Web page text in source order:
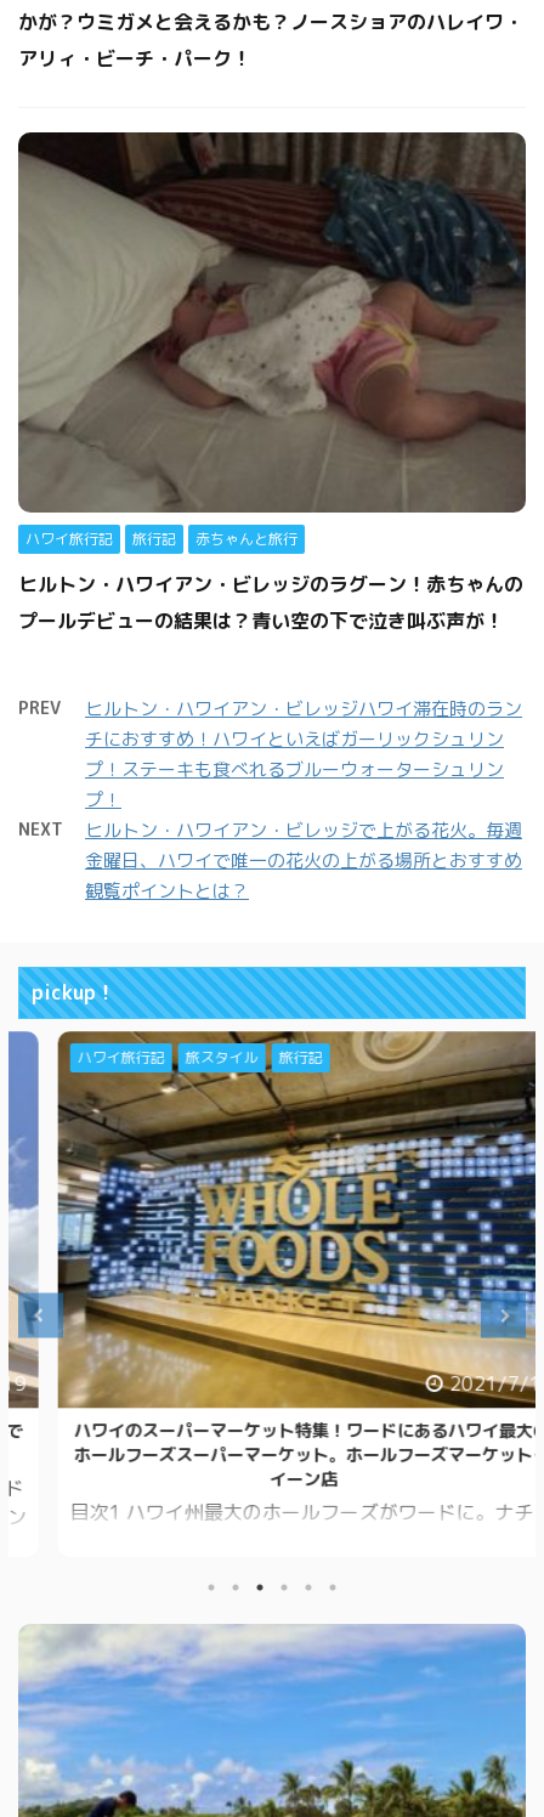
かが？ウミガメと会えるかも？ノースショアのハレイワ・
アリィ・ビーチ・パーク！
ハワイ旅行記 旅行記 赤ちゃんと旅行
ヒルトン・ハワイアン・ビレッジのラグーン！赤ちゃんの
プールデビューの結果は？青い空の下で泣き叫ぶ声が！
PREV
ヒルトン・ハワイアン・ビレッジハワイ滞在時のラン
チにおすすめ！ハワイといえばガーリックシュリン
プ！ステーキも食べれるブルーウォーターシュリン
プ！
NEXT
ヒルトン・ハワイアン・ビレッジで上がる花火。毎週
金曜日、ハワイで唯一の花火の上がる場所とおすすめ
観覧ポイントとは？
pickup！
ハワイ旅行記 旅スタイル 旅行記
2021/7/11
ハワイのスーパーマーケット特集！ワードにあるハワイ最大の
ホールフーズスーパーマーケット。ホールフーズマーケットク
イーン店
目次1 ハワイ州最大のホールフーズがワードに。ナチュ
ーン店はハワイお土産の宝庫？クイーン店と他の店舗
の違いとは。2.1 ホールフーズクイーン店の特徴とは？
特にデリコーナーはハワイ随一のラインナップ！ 2.2 2
階も要チェック！イートインコーナーとホールフーズ
オリジナルショップ！3 ホールフーズクイーン店はどこ
にあるの？ワイキキからはトロリーかレンタカーがお
すすめ！3.1 ヒルトンハワイアンビレッジからホール
...